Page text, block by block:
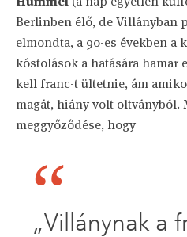
Berlinben élő, de Villányban
elmondta, a 90-es években a
kóstolások a hatására hamar
kell franc-t ültetnie, ám
magát, hiány volt oltványból.
meggyőződése, hogy
„Villánynak a